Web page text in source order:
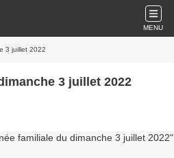
MENU
3 juillet 2022
3 juillet 2022